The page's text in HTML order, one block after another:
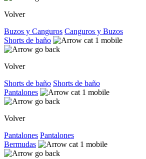
Volver
Buzos y Canguros Canguros y Buzos
Shorts de baño
Volver
Shorts de baño Shorts de baño
Pantalones
Volver
Pantalones Pantalones
Bermudas